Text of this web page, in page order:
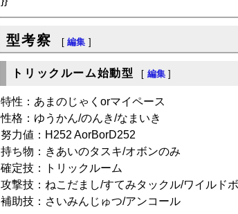
型考察 [ 編集 ]
トリックルーム始動型 [ 編集 ]
特性：あまのじゃくorマイペース
性格：ゆうかん/のんき/なまいき
努力値：H252 AorBorD252
持ち物：きあいのタスキ/オボンのみ
確定技：トリックルーム
攻撃技：ねこだまし/すてみタックル/ワイルド
補助技：さいみんじゅつ/アンコール